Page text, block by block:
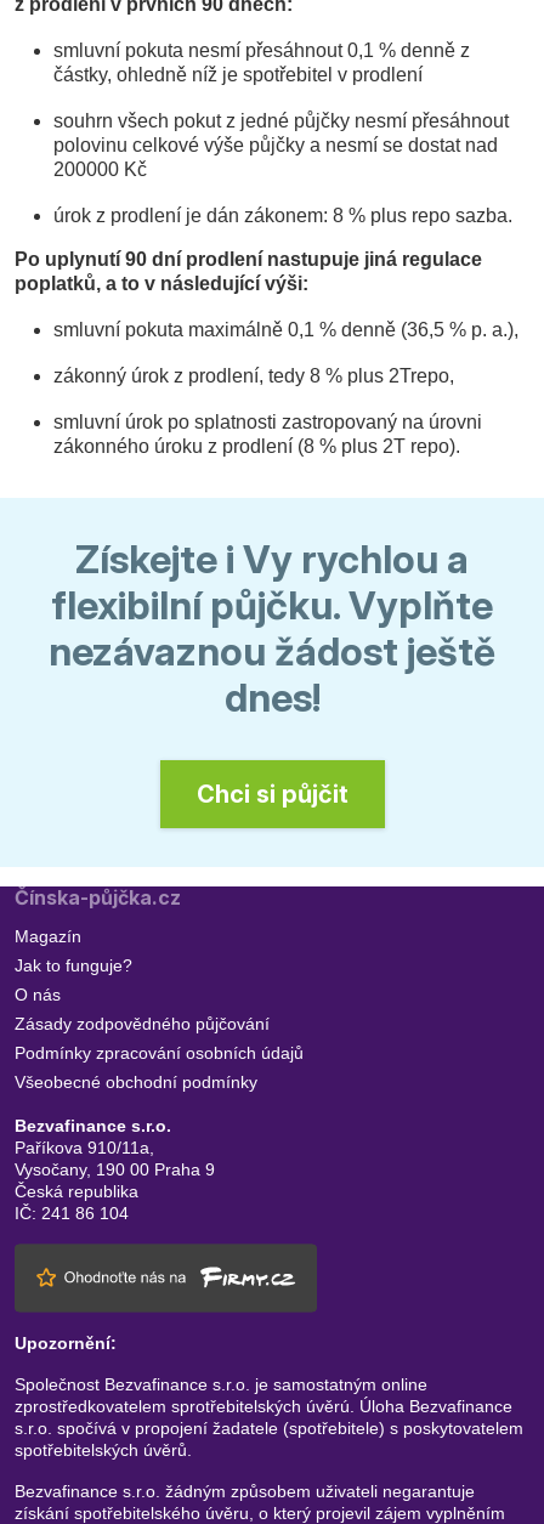
smluvní pokuta nesmí přesáhnout 0,1 % denně z
částky, ohledně níž je spotřebitel v prodlení
souhrn všech pokut z jedné půjčky nesmí přesáhnout
polovinu celkové výše půjčky a nesmí se dostat nad
200000 Kč
úrok z prodlení je dán zákonem: 8 % plus repo sazba.
Po uplynutí 90 dní prodlení nastupuje jiná regulace
poplatků, a to v následující výši:
smluvní pokuta maximálně 0,1 % denně (36,5 % p. a.),
zákonný úrok z prodlení, tedy 8 % plus 2Trepo,
smluvní úrok po splatnosti zastropovaný na úrovni
zákonného úroku z prodlení (8 % plus 2T repo).
Získejte i Vy rychlou a
flexibilní půjčku. Vyplňte
nezávaznou žádost ještě
dnes!
Chci si půjčit
Čínska-půjčka.cz
Magazín
Jak to funguje?
O nás
Zásady zodpovědného půjčování
Podmínky zpracování osobních údajů
Všeobecné obchodní podmínky
Bezvafinance s.r.o.
Paříkova 910/11a,
Vysočany, 190 00 Praha 9
Česká republika
IČ: 241 86 104
Upozornění:
Společnost Bezvafinance s.r.o. je samostatným online
zprostředkovatelem sprotřebitelských úvěrú. Úloha Bezvafinance
s.r.o. spočívá v propojení žadatele (spotřebitele) s poskytovatelem
spotřebitelských úvěrů.
Bezvafinance s.r.o. žádným způsobem uživateli negarantuje
získání spotřebitelského úvěru, o který projevil zájem vyplněním